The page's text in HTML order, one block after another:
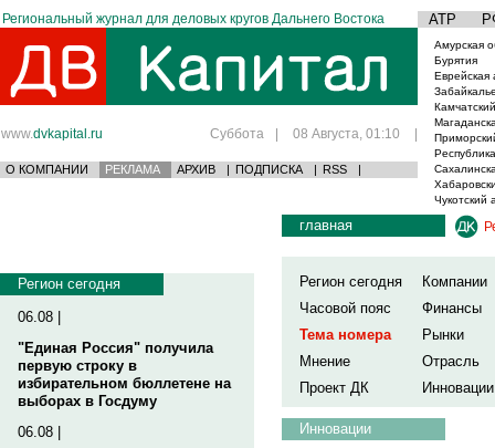
Региональный журнал для деловых кругов Дальнего Востока АТР
www.dvkapital.ru Суббота | 08 Августа, 01:10 |
О КОМПАНИИ РЕКЛАМА АРХИВ | ПОДПИСКА | RSS |
Амурская
Бурятия
Еврейская
Чукотский
Регион сегодня
06.08 |
"Единая Россия" получила
первую строку в
избирательном бюллетене на
выборах в Госдуму
06.08 |
главная
Регион сегодня
Компании
Часовой пояс
Финансы
Тема номера
Рынки
Мнение
Отрасль
Проект ДК
Инновации
Инновации